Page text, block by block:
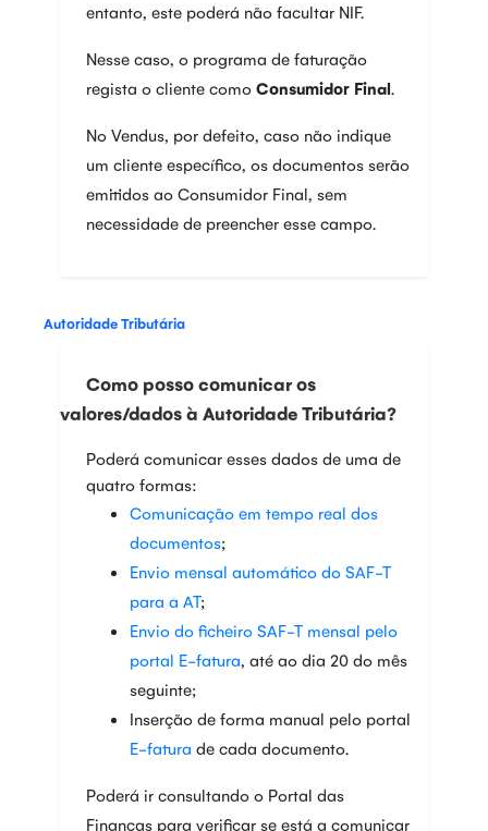
entanto, este poderá não facultar NIF.
Nesse caso, o programa de faturação
regista o cliente como Consumidor Final.
No Vendus, por defeito, caso não indique
um cliente específico, os documentos serão
emitidos ao Consumidor Final, sem
necessidade de preencher esse campo.
Autoridade Tributária
Como posso comunicar os
valores/dados à Autoridade Tributária?
Poderá comunicar esses dados de uma de
quatro formas:
Comunicação em tempo real dos
documentos;
Envio mensal automático do SAF-T
para a AT;
Envio do ficheiro SAF-T mensal pelo
portal E-fatura, até ao dia 20 do mês
seguinte;
Inserção de forma manual pelo portal
E-fatura de cada documento.
Poderá ir consultando o Portal das
Finanças para verificar se está a comunicar